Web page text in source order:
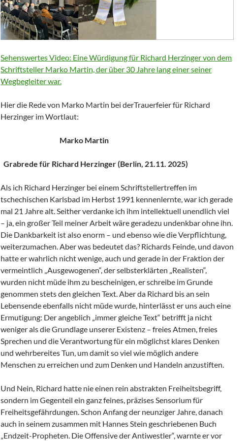
Sehenswertes Video: Eine Würdigung für Richard Herzinger von dem
Schriftsteller Marko Martin, der über 30 Jahre lang einer seiner
Wegbegleiter war.
Hier die Rede von Marko Martin bei derTrauerfeier für Richard
Herzinger im Wortlaut:
Marko Martin
Grabrede für Richard Herzinger (Berlin, 21.11. 2025)
Als ich Richard Herzinger bei einem Schriftstellertreffen im
tschechischen Karlsbad im Herbst 1991 kennenlernte, war ich gerade
mal 21 Jahre alt. Seither verdanke ich ihm intellektuell unendlich viel
– ja, ein großer Teil meiner Arbeit wäre geradezu undenkbar ohne ihn.
Die Dankbarkeit ist also enorm – und ebenso wie die Verpflichtung,
weiterzumachen. Aber was bedeutet das? Richards Feinde, und davon
hatte er wahrlich nicht wenige, auch und gerade in der Fraktion der
vermeintlich „Ausgewogenen“, der selbsterklärten „Realisten“,
wurden nicht müde ihm zu bescheinigen, er schreibe im Grunde
genommen stets den gleichen Text. Aber da Richard bis an sein
Lebensende ebenfalls nicht müde wurde, hinterlässt er uns auch eine
Ermutigung: Der angeblich „immer gleiche Text“ betrifft ja nicht
weniger als die Grundlage unserer Existenz – freies Atmen, freies
Sprechen und die Verantwortung für ein möglichst klares Denken
und wehrbereites Tun, um damit so viel wie möglich andere
Menschen zu erreichen und zum Denken und Handeln anzustiften.
Und Nein, Richard hatte nie einen rein abstrakten Freiheitsbegriff,
sondern im Gegenteil ein ganz feines, präzises Sensorium für
Freiheitsgefährdungen. Schon Anfang der neunziger Jahre, danach
auch in seinem zusammen mit Hannes Stein geschriebenen Buch
„Endzeit-Propheten. Die Offensive der Antiwestler“, warnte er vor